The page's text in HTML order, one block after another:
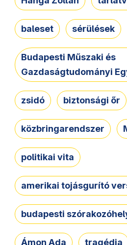
baleset sérülések
Budapesti Műszaki és
Gazdaságtudományi
zsidó biztonsági őr
közbringarendszer
politikai vita
amerikai tojásgurító
budapesti
Ámon Ada tragédia